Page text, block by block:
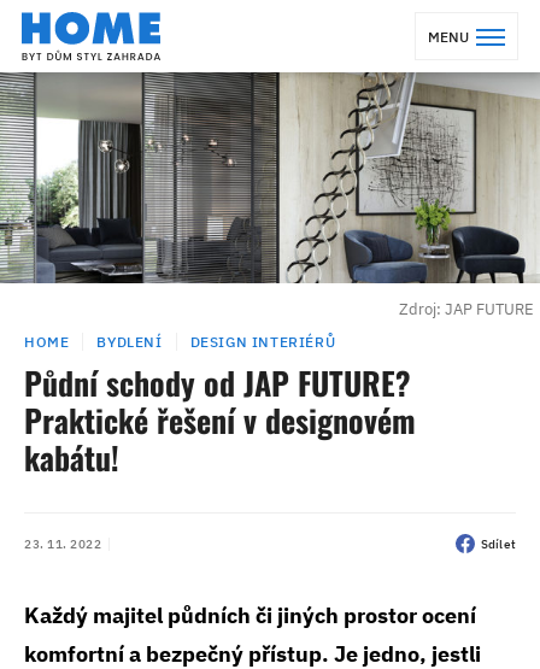
MENU
Zdroj: JAP FUTURE
HOME BYDLENÍ DESIGN INTERIÉRŮ
Půdní schody od JAP FUTURE?
Praktické řešení v designovém
kabátu!
23. 11. 2022 Sdílet
Každý majitel půdních či jiných prostor ocení
komfortní a bezpečný přístup. Je jedno, jestli